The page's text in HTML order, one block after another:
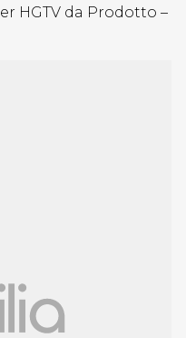
HGTV da Prodotto –